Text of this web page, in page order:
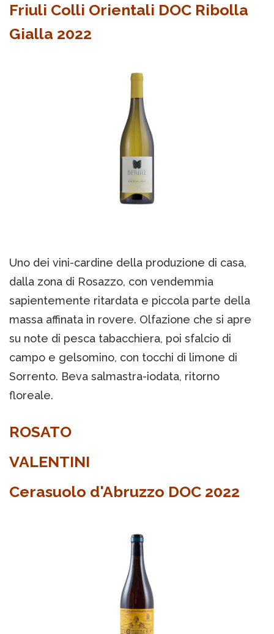
Friuli Colli Orientali DOC Ribolla
Gialla 2022
Uno dei vini-cardine della produzione di casa,
dalla zona di Rosazzo, con vendemmia
sapientemente ritardata e piccola parte della
massa affinata in rovere. Olfazione che si apre
su note di pesca tabacchiera, poi sfalcio di
campo e gelsomino, con tocchi di limone di
Sorrento. Beva salmastra-iodata, ritorno
floreale.
ROSATO
VALENTINI
Cerasuolo d'Abruzzo DOC 2022